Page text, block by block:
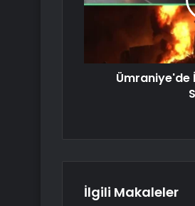
Ümraniye'de
İlgili Makaleler